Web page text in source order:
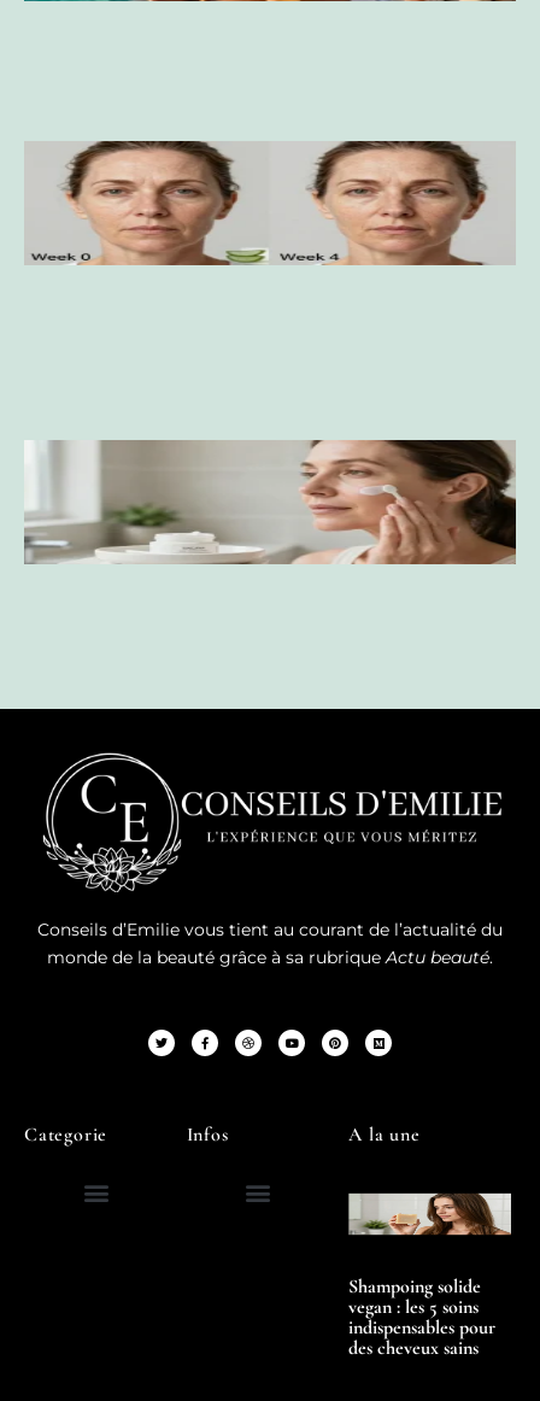
Conseils d’Emilie vous tient au courant de l’actualité du
monde de la beauté grâce à sa rubriqueActu beauté.
Categorie Infos A la une
Shampoing solide
vegan : les 5 soins
indispensables pour
des cheveux sains